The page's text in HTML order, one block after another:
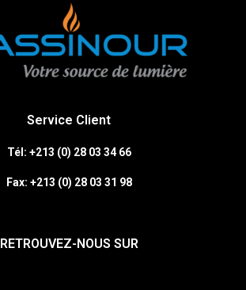
Service Client
Tél: +213 (0) 28 03 34 66
Fax: +213 (0) 28 03 31 98
RETROUVEZ-NOUS SUR